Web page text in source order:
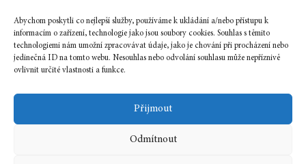
Abychom poskytli co nejlepší služby, používáme k ukládání a/nebo přístupu k
informacím o zařízení, technologie jako jsou soubory cookies. Souhlas s těmito
technologiemi nám umožní zpracovávat údaje, jako je chování při procházení nebo
jedinečná ID na tomto webu. Nesouhlas nebo odvolání souhlasu může nepříznivě
ovlivnit určité vlastnosti a funkce.
Přijmout
Odmítnout